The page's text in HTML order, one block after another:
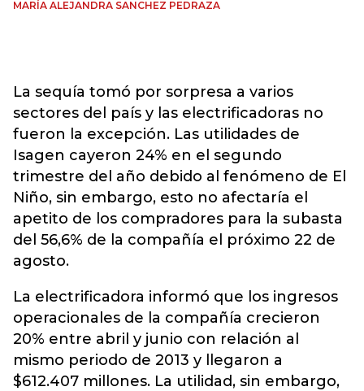
MARÍA ALEJANDRA SANCHEZ PEDRAZA
La sequía tomó por sorpresa a varios
sectores del país y las electrificadoras no
fueron la excepción. Las utilidades de
Isagen cayeron 24% en el segundo
trimestre del año debido al fenómeno de El
Niño, sin embargo, esto no afectaría el
apetito de los compradores para la subasta
del 56,6% de la compañía el próximo 22 de
agosto.
La electrificadora informó que los ingresos
operacionales de la compañía crecieron
20% entre abril y junio con relación al
mismo periodo de 2013 y llegaron a
$612.407 millones. La utilidad, sin embargo,